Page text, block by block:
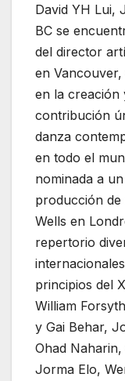
David YH Lui,
BC se
del director
en
en la creación
contribución
danza
en todo el
nominada a
producción de
Wells en
repertorio
principios del
William
y Gai Behar,
Ohad
Jorma Elo,